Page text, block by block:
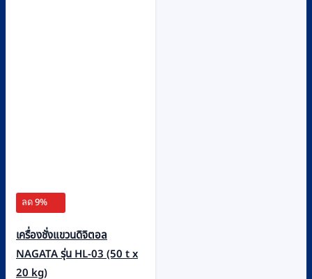
ลด 9%
เครื่องชั่งแขวนดิจิตอล
NAGATA รุ่น HL-03 (50 t x
20 kg)